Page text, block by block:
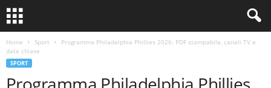
Home Sport
Programma Philadelphia Phillies 2026: PDF stampabile, canali TV e
date chiave
SPORT